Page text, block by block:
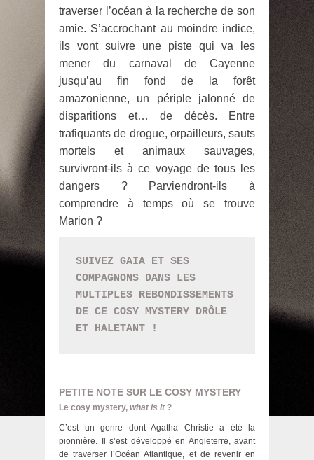
traverser l’océan à la recherche de son
amie. S’accrochant au moindre indice,
ils vont suivre une piste qui va les
mener du carnaval de Cayenne
jusqu’au fin fond de la forêt
amazonienne, un périple jalonné de
disparitions et… de décès. Entre
trafiquants de drogue, orpailleurs, sauts
mortels et animaux sauvages,
survivront-ils à ce voyage de tous les
dangers ? Parviendront-ils à
comprendre à temps où se trouve
Marion ?
SUIVEZ GAIA ET SES
COMPAGNONS DANS LES
MULTIPLES REBONDISSEMENTS
DE CE COSY MYSTERY DRÔLE
ET HALETANT !
PETITE NOTE SUR LE COSY MYSTERY
Le cosy mystery, what is it?
C’est un genre dont Agatha Christie a été la
pionnière. Il s’est développé en Angleterre, avant
de traverser l’Océan Atlantique, et de revenir en